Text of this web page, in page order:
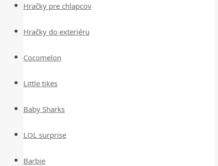
Hračky pre chlapcov
Hračky do exteriéru
Cocomelon
Little tikes
Baby Sharks
LOL surprise
Barbie